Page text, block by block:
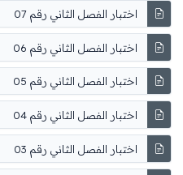
اختبار الفصل الثاني رقم 07
اختبار الفصل الثاني رقم 06
اختبار الفصل الثاني رقم 05
اختبار الفصل الثاني رقم 04
اختبار الفصل الثاني رقم 03